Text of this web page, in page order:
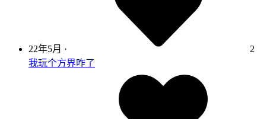
22年5月 ·
2
我玩个方界咋了